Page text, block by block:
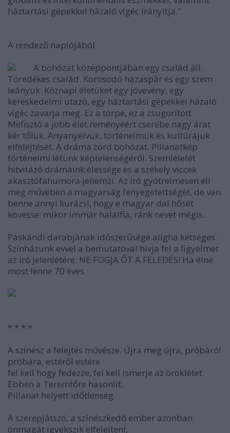
háztartási gépekkel házaló vigéc irányítja."
A rendező naplójából
A bohózat középpontjában egy család áll.
Töredékes család. Korosodó házaspár és egy szem
leányuk. Köznapi életüket egy jövevény, egy
kereskedelmi utazó, egy háztartási gépekkel házaló
vigéc zavarja meg. Ez a törpe, ez a zsugorított
Mefisztó a jobb élet reményéért cserébe nagy árat
kér tőlük. Anyanyelvük, történelmük és kultúrájuk
elfelejtését. A dráma zord bohózat. Pillanatkép
történelmi létünk képtelenségéről. Szemléletét
hitvitázó drámáink élessége és a székely viccek
akasztófahumora jellemzi. Az író gyötrelmesen éli
meg művében a magyarság fenyegetettségét, de van
benne annyi kurázsi, hogy e magyar dal hősét
kövesse: mikor immár halálfia, ránk nevet mégis.
Páskándi darabjának időszerűsége aligha kétséges.
Színházunk evvel a bemutatóval hívja fel a figyelmet
az író jelenlétére: NE FOGJA ŐT A FELEDÉS! Ha élne
most lenne 70 éves
* * * *
A színész a felejtés művésze. Újra meg újra, próbáról
próbára, estéről estére
fel kell hogy fedezze, fel kell ismerje az öröklétet.
Ebben a Teremtőre hasonlít.
Pillanat helyett időtlenség.
A szerepjátszó, a színészkedő ember azonban
önmagát igyekszik elfelejteni,